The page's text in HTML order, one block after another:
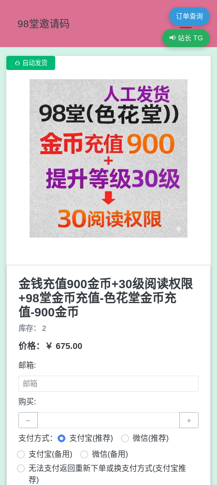
98堂邀请码
订单查询
📢 站长 TG
 自动发货
金钱充值900金币+30级阅读权限
+98堂金币充值-色花堂金币充
值-900金币
库存： 2
价格：￥ 675.00
邮箱:
购买:
− +
支付方式： 支付宝(推荐)
微信(推荐)
支付宝(备用)
微信(备用)
无法支付返回重新下单或换支付方式(支付宝推
荐)